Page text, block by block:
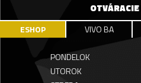
ESHOP VIVO BA
PONDELOK
UTOROK